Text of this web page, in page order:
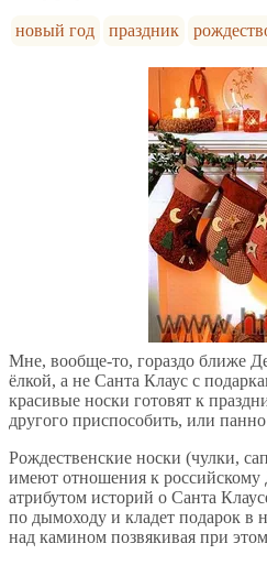
новый год праздник
Мне, вообще-то, гораздо ближе
ёлкой, а не Санта Клаус с
красивые носки готовят к
другого приспособить, или
Рождественские носки (чулки,
имеют отношения к российскому
атрибутом историй о Санта
по дымоходу и кладет подарок в
над камином позвякивая при